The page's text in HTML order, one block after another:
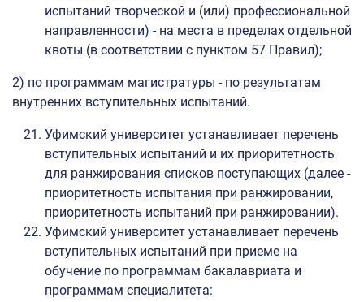
испытаний творческой и (или) профессиональной
направленности) - на места в пределах отдельной
квоты (в соответствии с пунктом 57 Правил);
2) по программам магистратуры - по результатам
внутренних вступительных испытаний.
Уфимский университет устанавливает перечень
вступительных испытаний и их приоритетность
для ранжирования списков поступающих (далее -
приоритетность испытания при ранжировании,
приоритетность испытаний при ранжировании).
Уфимский университет устанавливает перечень
вступительных испытаний при приеме на
обучение по программам бакалавриата и
программам специалитета: